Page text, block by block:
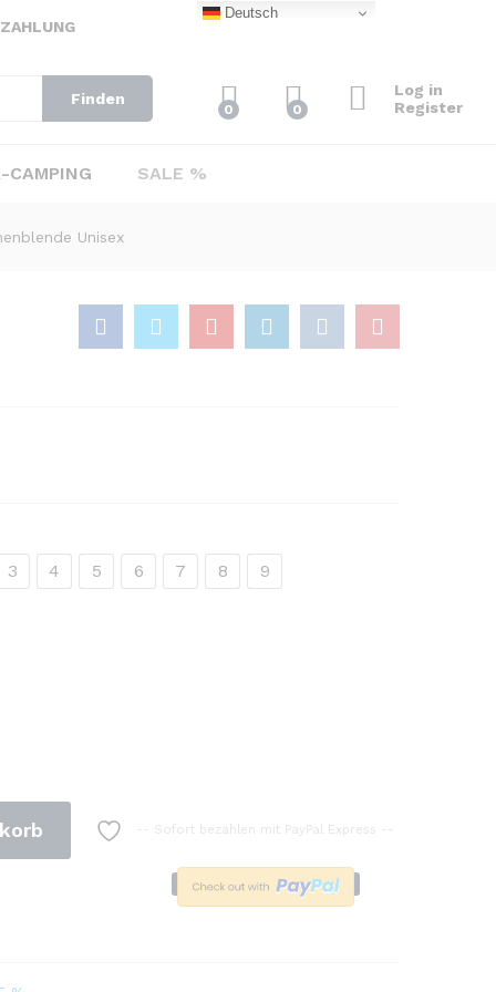
Finden
0 0
Log in
Register
CAMPING SALE %
Unisex
3 4 5 6 7 8 9
-- Sofort bezahlen mit PayPal Express --
Deutsch
46,50
Add to Cart